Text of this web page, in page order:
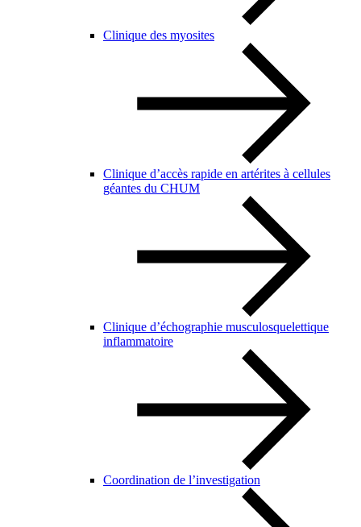
Clinique des myosites
Clinique d’accès rapide en artérites à cellules
géantes du CHUM
Clinique d’échographie musculosquelettique
inflammatoire
Coordination de l’investigation